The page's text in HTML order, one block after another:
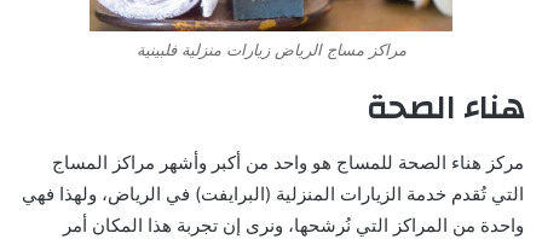
مراكز مساج الرياض زيارات منزلية فلبينية
هناء الصحة
مركز هناء الصحة للمساج هو واحد من أكبر وأشهر مراكز المساج
التي تُقدم خدمة الزيارات المنزلية (البرايفت) في الرياض، ولهذا فهي
واحدة من المراكز التي نُرشحها، ونرى إن تجربة هذا المكان أمر